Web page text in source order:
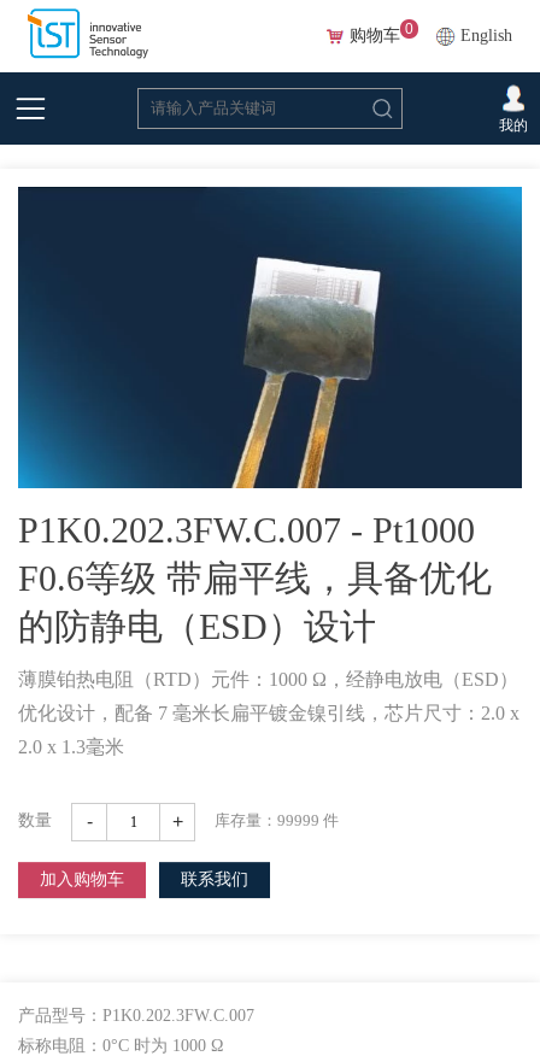
English
购物车 0
我的
首页 >温度传感器 > 铂 >P1K0.202.3FW.C.007 - Pt1000 F0.6等
P1K0.202.3FW.C.007 - Pt1000
F0.6等级 带扁平线，具备优化
的防静电（ESD）设计
薄膜铂热电阻（RTD）元件：1000 Ω，经静电放电（ESD）
优化设计，配备 7 毫米长扁平镀金镍引线，芯片尺寸：2.0 x
2.0 x 1.3毫米
数量 - + 库存量： 99999 件
加入购物车 联系我们
产品型号：P1K0.202.3FW.C.007
标称电阻：0°C 时为 1000 Ω